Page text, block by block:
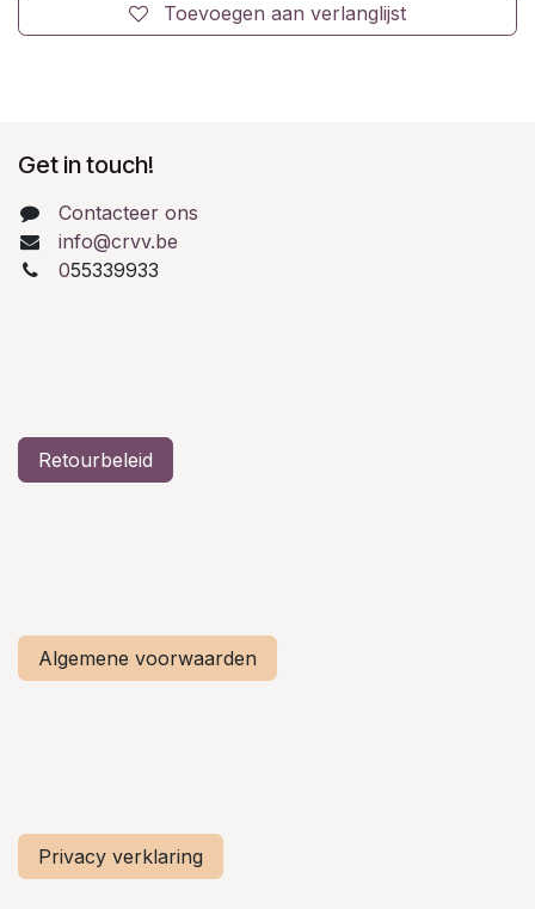
Toevoegen aan verlanglijst
Get in touch!
Contacteer ons
info@crvv.be
055339933
Retourbeleid
Algemene voorwaarden
Privacy verklaring